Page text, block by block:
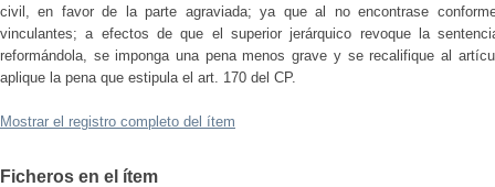
civil, en favor de la parte agraviada; ya que al no encontrase
vinculantes; a efectos de que el superior jerárquico revoque la
reformándola, se imponga una pena menos grave y se recalifique al
aplique la pena que estipula el art. 170 del CP.
Mostrar el registro completo del ítem
Ficheros en el ítem